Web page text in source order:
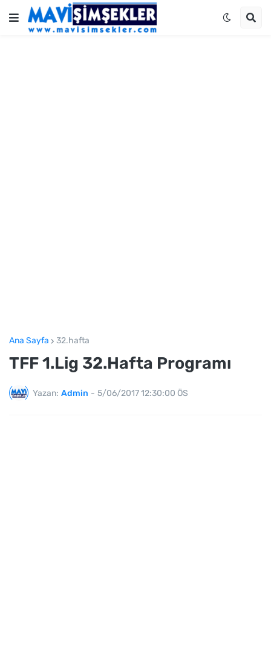
Ana Sayfa 32.hafta
TFF 1.Lig 32.Hafta Programı
Yazan: Admin - 5/06/2017 12:30:00 ÖS